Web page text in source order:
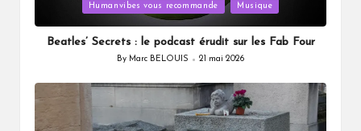
Humanvibes vous recommande Musique
Beatles’ Secrets : le podcast érudit sur les Fab Four
Posted
By Marc BELOUIS 21 mai 2026